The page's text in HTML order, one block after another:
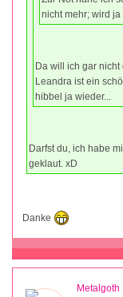
nicht mehr; wird
Da will ich gar nicht
Leandra ist ein
hibbel ja wieder...
Darfst du, ich habe
geklaut. xD
Danke
Metalgoth